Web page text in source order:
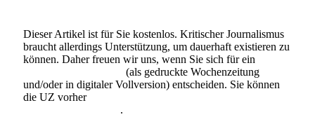
Dieser Artikel ist für Sie kostenlos. Kritischer Journalismus
braucht allerdings Unterstützung, um dauerhaft existieren zu
können. Daher freuen wir uns, wenn Sie sich für ein
(als gedruckte Wochenzeitung
und/oder in digitaler Vollversion) entscheiden. Sie können
die UZ vorher
.